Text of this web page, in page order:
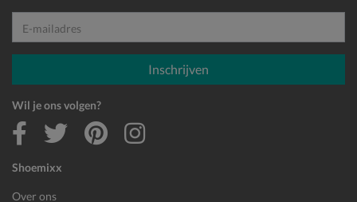
Shoemixx
Over ons
E-mailadres
Inschrijven
Wil je ons volgen?